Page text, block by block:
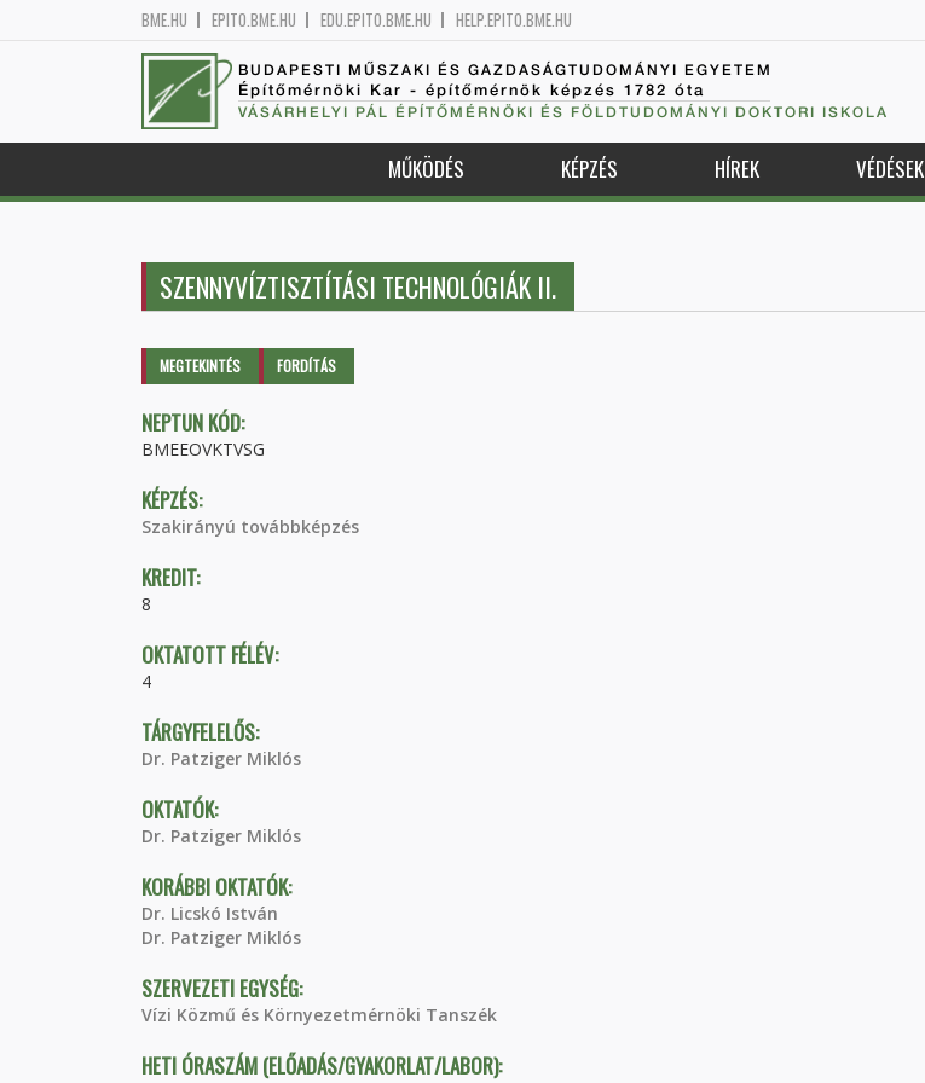
BME.HU EPITO.BME.HU EDU.EPITO.BME.HU HELP.EPITO.BME.HU
BUDAPESTI MŰSZAKI ÉS GAZDASÁGTUDOMÁNYI EGYETEM
Építőmérnöki Kar - építőmérnök képzés 1782 óta
VÁSÁRHELYI PÁL ÉPÍTŐMÉRNÖKI ÉS FÖLDTUDOMÁNYI DOKTORI ISKOLA
MŰKÖDÉS KÉPZÉS HÍREK VÉDÉSEK
SZENNYVÍZTISZTÍTÁSI TECHNOLÓGIÁK II.
Elsődleges fülek
MEGTEKINTÉS (AKTÍVFORDÍTÁS
NEPTUN KÓD:
BMEEOVKTVSG
KÉPZÉS:
Szakirányú továbbképzés
KREDIT:
8
OKTATOTT FÉLÉV:
4
TÁRGYFELELŐS:
Dr. Patziger Miklós
OKTATÓK:
Dr. Patziger Miklós
KORÁBBI OKTATÓK:
Dr. Licskó István
Dr. Patziger Miklós
SZERVEZETI EGYSÉG:
Vízi Közmű és Környezetmérnöki Tanszék
HETI ÓRASZÁM (ELŐADÁS/GYAKORLAT/LABOR):